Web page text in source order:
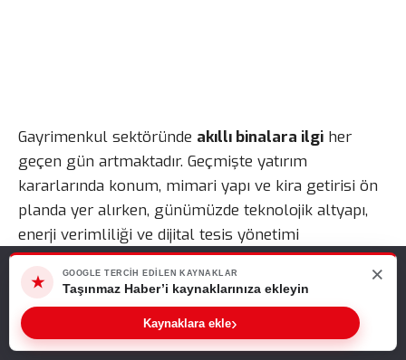
Gayrimenkul sektöründe akıllı binalara ilgi her
geçen gün artmaktadır. Geçmişte yatırım
kararlarında konum, mimari yapı ve kira getirisi ön
planda yer alırken, günümüzde teknolojik altyapı,
enerji verimliliği ve dijital tesis yönetimi
uygulamaları da önemli kriterler arasında
değerlendirilmektedir. Ayrıca yapay zekâ ve veri
analitiği destekli sistemlerin yaygınlaşmasıyla
birlikte yatırımcılar, binaların yalnızca fiziksel
Web sitemizde size en iyi deneyimi sunabilmemiz için çerezleri
kullanıyoruz. Bu siteyi kullanmaya devam ederseniz, bunu kabul
ettiğinizi varsayarız.
Tamam
★
GOOGLE TERCIH EDILEN KAYNAKLAR
Taşınmaz Haber’i kaynaklarınıza ekleyin
Kaynaklara ekle›
×